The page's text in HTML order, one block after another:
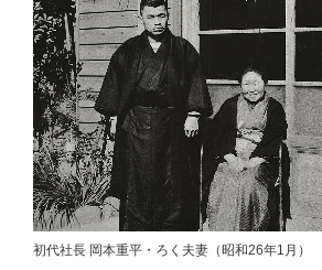
初代社長 岡本重平・ろく夫妻（昭和26年1月）